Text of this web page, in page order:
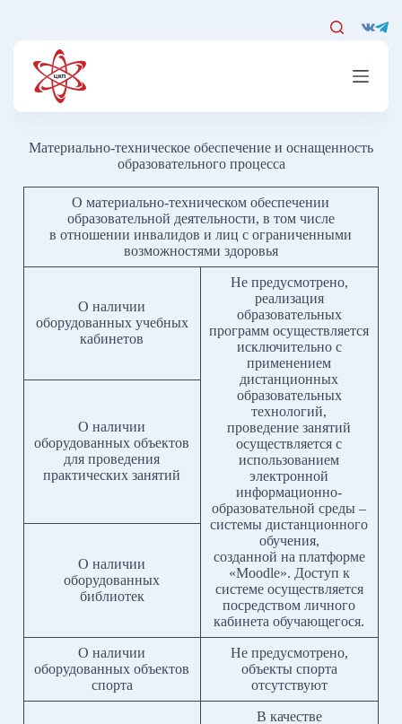
Материально-техническое обеспечение и оснащенность
образовательного процесса
О материально-техническом обеспечении
образовательной деятельности, в том числе
в отношении инвалидов и лиц с ограниченными
возможностями здоровья
О наличии
оборудованных учебных
кабинетов
Не предусмотрено,
реализация
образовательных
программ осуществляется
исключительно с
применением
дистанционных
образовательных
технологий,
проведение занятий
осуществляется с
использованием
электронной
информационно-
образовательной среды –
системы дистанционного
обучения,
созданной на платформе
«Moodle». Доступ к
системе осуществляется
посредством личного
кабинета обучающегося.
О наличии
оборудованных объектов
для проведения
практических занятий
О наличии
оборудованных
библиотек
О наличии
оборудованных объектов
спорта
Не предусмотрено,
объекты спорта
отсутствуют
В качестве